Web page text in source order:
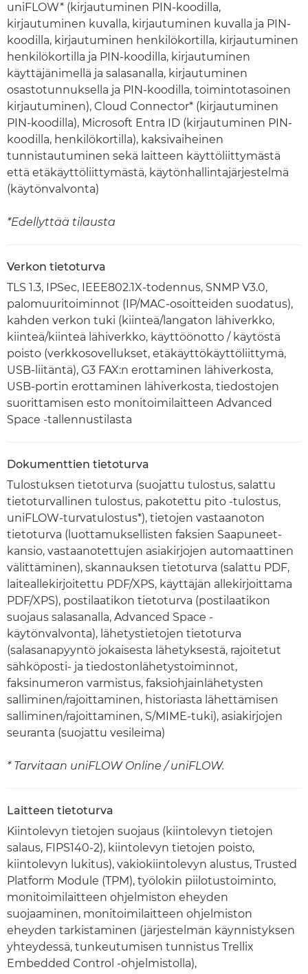
uniFLOW* (kirjautuminen PIN-koodilla,
kirjautuminen kuvalla, kirjautuminen kuvalla ja PIN-
koodilla, kirjautuminen henkilökortilla, kirjautuminen
henkilökortilla ja PIN-koodilla, kirjautuminen
käyttäjänimellä ja salasanalla, kirjautuminen
osastotunnuksella ja PIN-koodilla, toimintotasoinen
kirjautuminen), Cloud Connector* (kirjautuminen
PIN-koodilla), Microsoft Entra ID (kirjautuminen PIN-
koodilla, henkilökortilla), kaksivaiheinen
tunnistautuminen sekä laitteen käyttöliittymästä
että etäkäyttöliittymästä, käytönhallintajärjestelmä
(käytönvalvonta)
*Edellyttää tilausta
Verkon tietoturva
TLS 1.3, IPSec, IEEE802.1X-todennus, SNMP V3.0,
palomuuritoiminnot (IP/MAC-osoitteiden suodatus),
kahden verkon tuki (kiinteä/langaton lähiverkko,
kiinteä/kiinteä lähiverkko, käyttöönotto / käytöstä
poisto (verkkosovellukset, etäkäyttökäyttöliittymä,
USB-liitäntä), G3 FAX:n erottaminen lähiverkosta,
USB-portin erottaminen lähiverkosta, tiedostojen
suorittamisen esto monitoimilaitteen Advanced
Space -tallennustilasta
Dokumenttien tietoturva
Tulostuksen tietoturva (suojattu tulostus, salattu
tietoturvallinen tulostus, pakotettu pito -tulostus,
uniFLOW-turvatulostus*), tietojen vastaanoton
tietoturva (luottamuksellisten faksien Saapuneet-
kansio, vastaanotettujen asiakirjojen automaattinen
välittäminen), skannauksen tietoturva (salattu PDF,
laiteallekirjoitettu PDF/XPS, käyttäjän allekirjoittama
PDF/XPS), postilaatikon tietoturva (postilaatikon
suojaus salasanalla, Advanced Space -
käytönvalvonta), lähetystietojen tietoturva
(salasanapyyntö jokaisesta lähetyksestä, rajoitetut
sähköposti- ja tiedostonlähetystoiminnot,
faksinumeron varmistus, faksiohjainlähetysten
salliminen/rajoittaminen, historiasta lähettämisen
salliminen/rajoittaminen, S/MIME-tuki), asiakirjojen
seuranta (suojattu vesileima)
* Tarvitaan uniFLOW Online / uniFLOW.
Laitteen tietoturva
Kiintolevyn tietojen suojaus (kiintolevyn tietojen
salaus, FIPS140-2), kiintolevyn tietojen poisto,
kiintolevyn lukitus), vakiokiintolevyn alustus, Trusted
Platform Module (TPM), työlokin piilotustoiminto,
monitoimilaitteen ohjelmiston eheyden
suojaaminen, monitoimilaitteen ohjelmiston
eheyden tarkistaminen (järjestelmän käynnistyksen
yhteydessä, tunkeutumisen tunnistus Trellix
Embedded Control -ohjelmistolla),